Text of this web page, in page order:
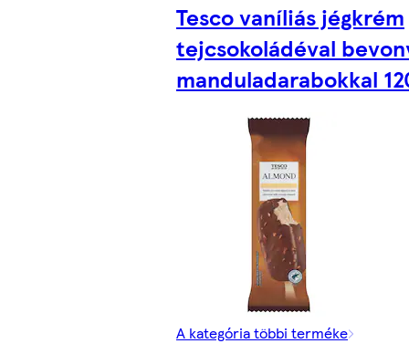
Tesco vaníliás jégkrém
tejcsokoládéval
manduladarabokkal
A kategória többi terméke